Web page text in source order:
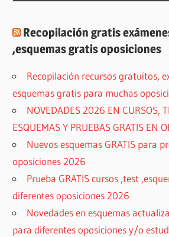
Recopilación gratis
,esquemas gratis oposiciones
Recopilación recursos gratuitos,
esquemas gratis para muchas
NOVEDADES 2026 EN CURSOS,
ESQUEMAS Y PRUEBAS GRATIS EN
Nuevos esquemas GRATIS para
oposiciones 2026
Prueba GRATIS cursos ,test
diferentes oposiciones 2026
Novedades en esquemas
para diferentes oposiciones y/o